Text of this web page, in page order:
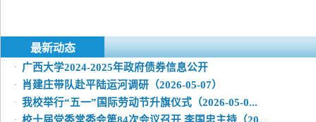
最新动态
· 广西大学2024-2025年政府债券信息公开
· 肖建庄带队赴平陆运河调研（2026-05-07）
· 我校举行“五一”国际劳动节升旗仪式（2026-05-0...
·